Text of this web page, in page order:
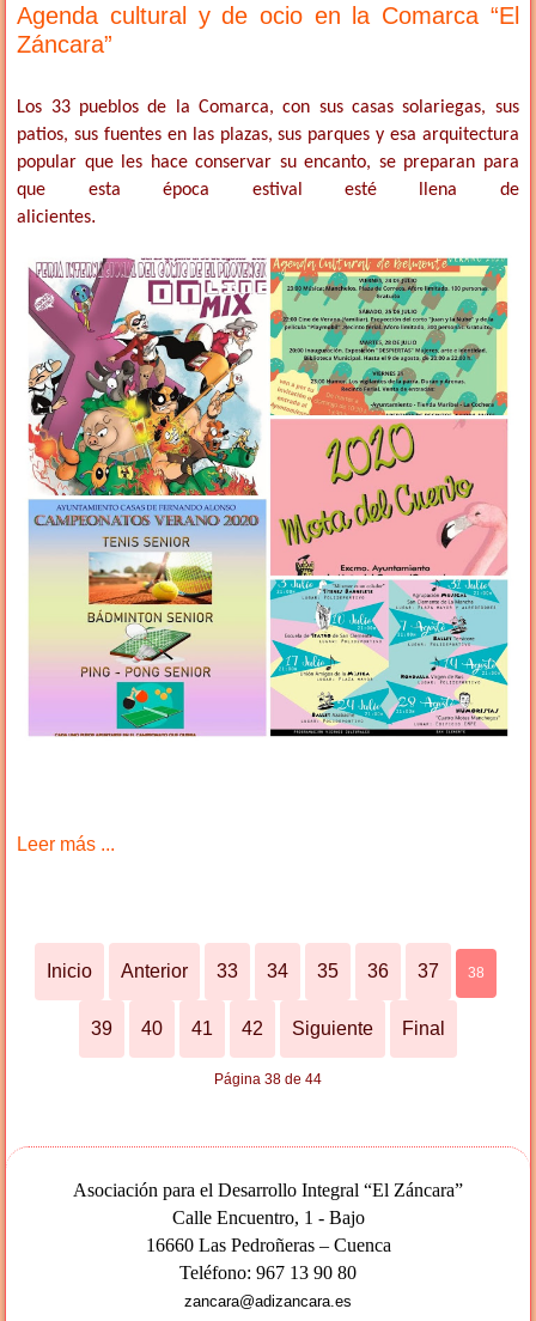
Agenda cultural y de ocio en la Comarca “El
Záncara”
Los 33 pueblos de la Comarca, con sus casas solariegas, sus
patios, sus fuentes en las plazas, sus parques y esa arquitectura
popular que les hace conservar su encanto, se preparan para
que esta época estival esté llena de
alicientes.
Leer más ...
Inicio Anterior 33 34 35 36 37 38
39 40 41 42 Siguiente Final
Página 38 de 44
Asociación para el Desarrollo Integral “El Záncara”
Calle Encuentro, 1 - Bajo
16660 Las Pedroñeras – Cuenca
Teléfono: 967 13 90 80
zancara@adizancara.es